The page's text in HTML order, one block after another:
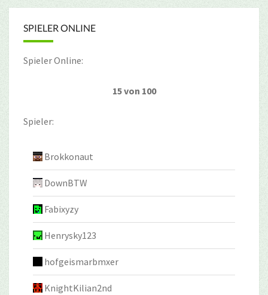
SPIELER ONLINE
Spieler Online:
15 von 100
Spieler:
Brokkonaut
DownBTW
Fabixyzy
Henrysky123
hofgeismarbmxer
KnightKilian2nd